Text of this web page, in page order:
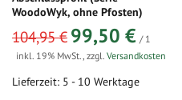
WoodoWyk, ohne Pfosten)
sonderangebot
104,95 € 99,50 € / 1
inkl. 19% MwSt., zzgl. Versandkosten
Lieferzeit: 5 - 10 Werktage